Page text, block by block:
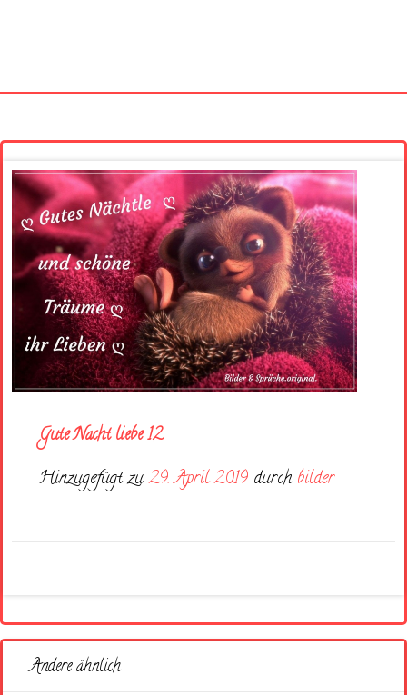
Gute Nacht liebe 12
Hinzugefügt zu29. April 2019 durch bilder
Andere ähnlich